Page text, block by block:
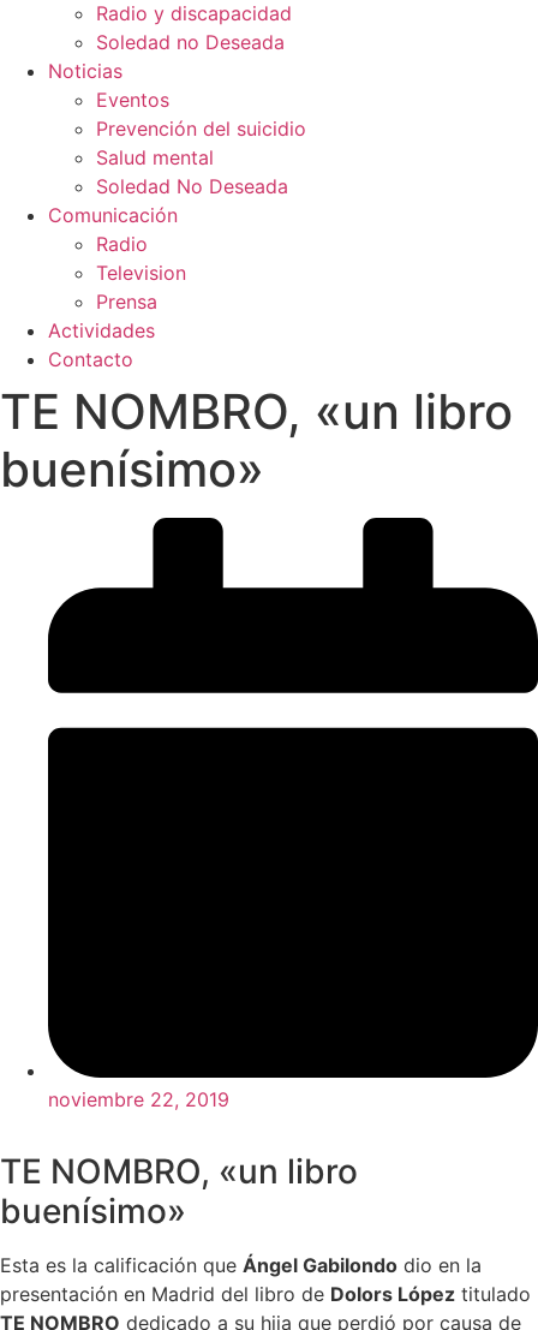
Radio y discapacidad
Soledad no Deseada
Noticias
Eventos
Prevención del suicidio
Salud mental
Soledad No Deseada
Comunicación
Radio
Television
Prensa
Actividades
Contacto
TE NOMBRO, «un libro
buenísimo»
noviembre 22, 2019
TE NOMBRO, «un libro
buenísimo»
Esta es la calificación que Ángel Gabilondo dio en la
presentación en Madrid del libro de Dolors López titulado
TE NOMBRO dedicado a su hija que perdió por causa de